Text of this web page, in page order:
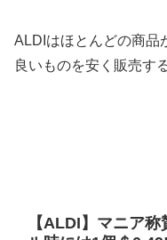
ALDIはほとんどの商品
良いものを安く販売す
【ALDI】マニア